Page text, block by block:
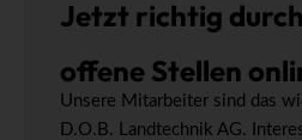
offene Stellen
Unsere Mitarbeiter sind das
D.O.B. Landtechnik AG.
Jetzt richtig